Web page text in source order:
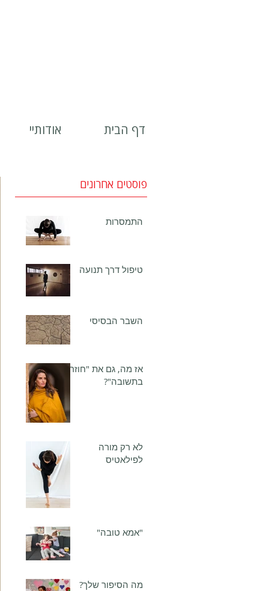
דף הבית אודותיי
פוסטים אחרונים
התמסרות
טיפול דרך תנועה
השבר הבסיסי
אז מה, גם את "חוזרת
בתשובה"?
לא רק מורה
לפילאטיס
"אמא טובה"
מה הסיפור שלך?